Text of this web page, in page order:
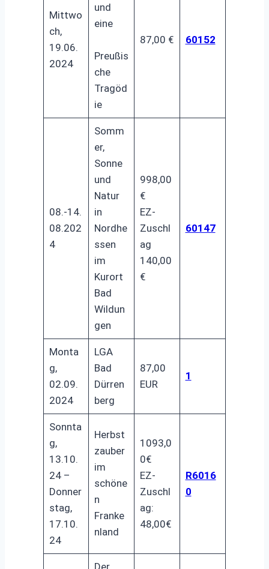
Mittwo
ch,
19.06.
2024
und
eine
Preußis
che
Tragöd
ie
87,00 € 60152
08.-14.
08.202
4
Somm
er,
Sonne
und
Natur
in
Nordhe
ssen
im
Kurort
Bad
Wildun
gen
998,00
€
EZ-
Zuschl
ag
140,00
€
60147
Monta
g,
02.09.
2024
LGA
Bad
Dürren
berg
87,00
EUR
1
Sonnta
g,
13.10.
24 –
Donner
stag,
17.10.
24
Herbst
zauber
im
schöne
n
Franke
nland
1093,0
0€
EZ-
Zuschl
ag:
48,00€
R6016
0
Der